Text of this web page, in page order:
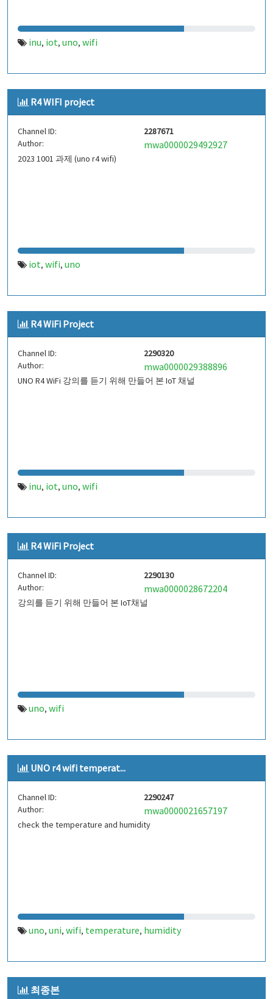
inu, iot, uno, wifi
R4 WIFI project
Channel ID:
2287671
Author:
mwa0000029492927
2023 1001 과제 (uno r4 wifi)
iot, wifi, uno
R4 WiFi Project
Channel ID:
2290320
Author:
mwa0000029388896
UNO R4 WiFi 강의를 듣기 위해 만들어 본 IoT 채널
inu, iot, uno, wifi
R4 WiFi Project
Channel ID:
2290130
Author:
mwa0000028672204
강의를 듣기 위해 만들어 본 IoT채널
uno, wifi
UNO r4 wifi temperat...
Channel ID:
2290247
Author:
mwa0000021657197
check the temperature and humidity
uno, uni, wifi, temperature, humidity
최종본